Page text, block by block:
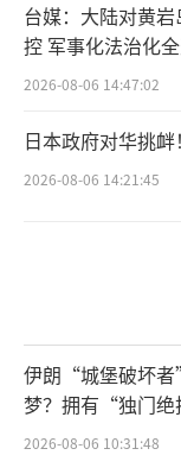
台媒：大陆对黄
控 军事化法治化
2026-08-06 14:47:02
日本政府对华挑衅！
2026-08-06 14:21:45
伊朗“城堡破坏
梦？拥有“独门绝
2026-08-06 10:31:48